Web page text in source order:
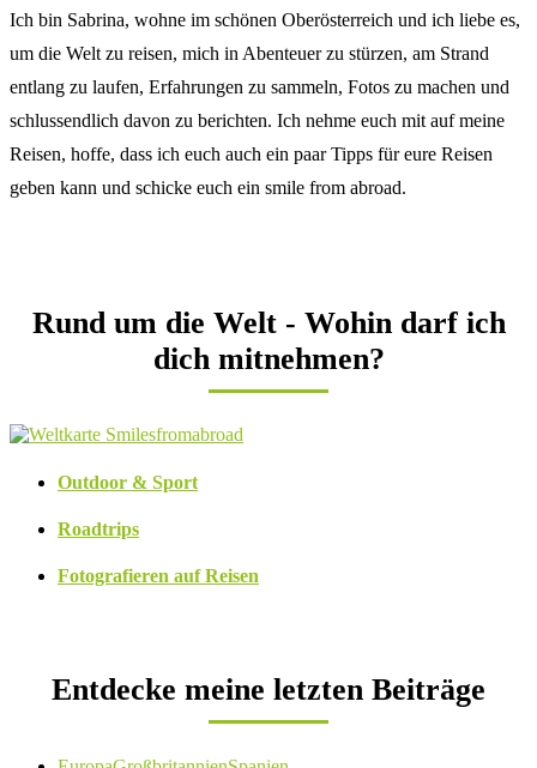
Ich bin Sabrina, wohne im schönen Oberösterreich und ich liebe es,
um die Welt zu reisen, mich in Abenteuer zu stürzen, am Strand
entlang zu laufen, Erfahrungen zu sammeln, Fotos zu machen und
schlussendlich davon zu berichten. Ich nehme euch mit auf meine
Reisen, hoffe, dass ich euch auch ein paar Tipps für eure Reisen
geben kann und schicke euch ein smile from abroad.
Rund um die Welt - Wohin darf ich
dich mitnehmen?
Outdoor & Sport
Roadtrips
Fotografieren auf Reisen
Entdecke meine letzten Beiträge